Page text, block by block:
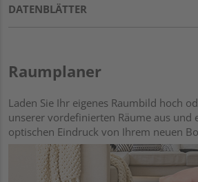
DATENBLÄTTER
Raumplaner
Laden Sie Ihr eigenes Raumbild hoch
unserer vordefinierten Räume aus und
optischen Eindruck von Ihrem neuen